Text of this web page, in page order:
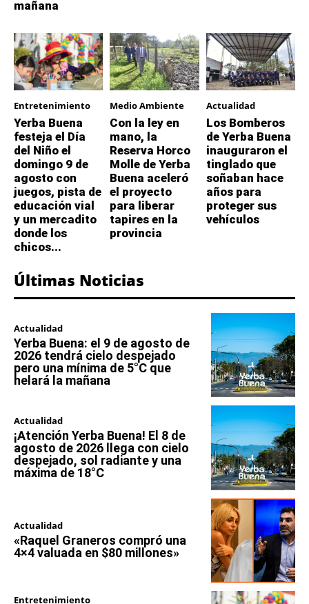
mañana
Entretenimiento
Yerba Buena
festeja el Día
del Niño el
domingo 9 de
agosto con
juegos, pista de
educación vial
y un mercadito
donde los
chicos...
Medio Ambiente
Con la ley en
mano, la
Reserva Horco
Molle de Yerba
Buena aceleró
el proyecto
para liberar
tapires en la
provincia
Actualidad
Los Bomberos
de Yerba Buena
inauguraron el
tinglado que
soñaban hace
años para
proteger sus
vehículos
Últimas Noticias
Actualidad
Yerba Buena: el 9 de agosto de
2026 tendrá cielo despejado
pero una mínima de 5°C que
helará la mañana
Actualidad
¡Atención Yerba Buena! El 8 de
agosto de 2026 llega con cielo
despejado, sol radiante y una
máxima de 18°C
Actualidad
«Raquel Graneros compró una
4×4 valuada en $80 millones»
Entretenimiento